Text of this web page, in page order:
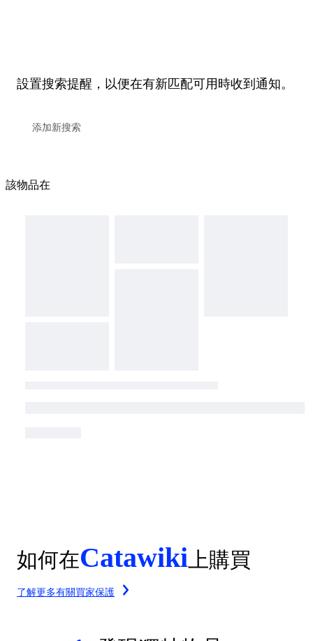
設置搜索提醒，以便在有新匹配可用時收到通知。
該物品在
如何在Catawiki 上購買
了解更多有關買家保護